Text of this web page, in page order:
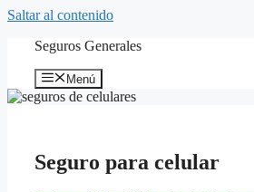
Saltar al contenido
Seguros Generales
Menú
Seguro para celular